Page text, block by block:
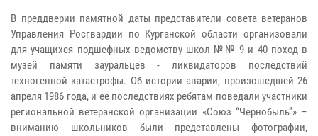
В преддверии памятной даты представители совета ветеранов
Управления Росгвардии по Курганской области организовали
для учащихся подшефных ведомству школ №№ 9 и 40 поход в
музей памяти зауральцев - ликвидаторов последствий
техногенной катастрофы. Об истории аварии, произошедшей 26
апреля 1986 года, и ее последствиях ребятам поведали участники
региональной ветеранской организации «Союз “Чернобыль”» –
вниманию школьников были представлены фотографии,